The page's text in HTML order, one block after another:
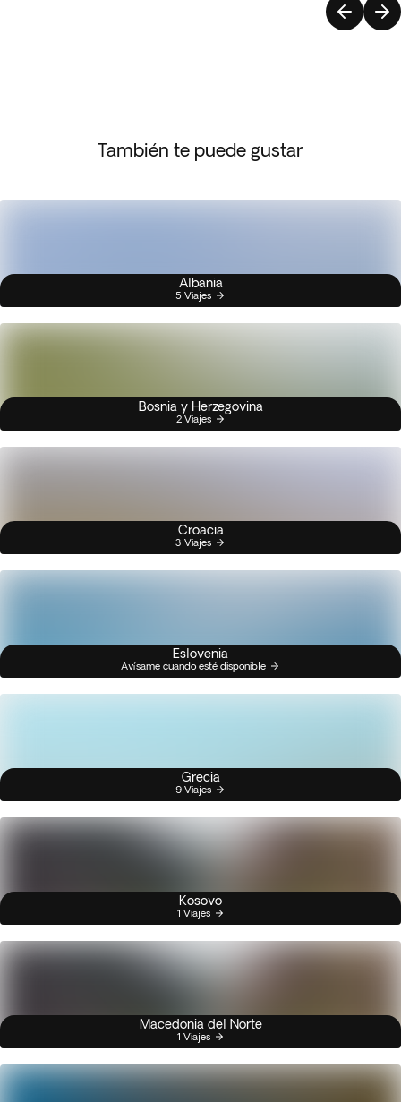
También te puede gustar
Albania
5 Viajes
Bosnia y Herzegovina
2 Viajes
Croacia
3 Viajes
Eslovenia
Avísame cuando esté disponible
Grecia
9 Viajes
Kosovo
1 Viajes
Macedonia del Norte
1 Viajes